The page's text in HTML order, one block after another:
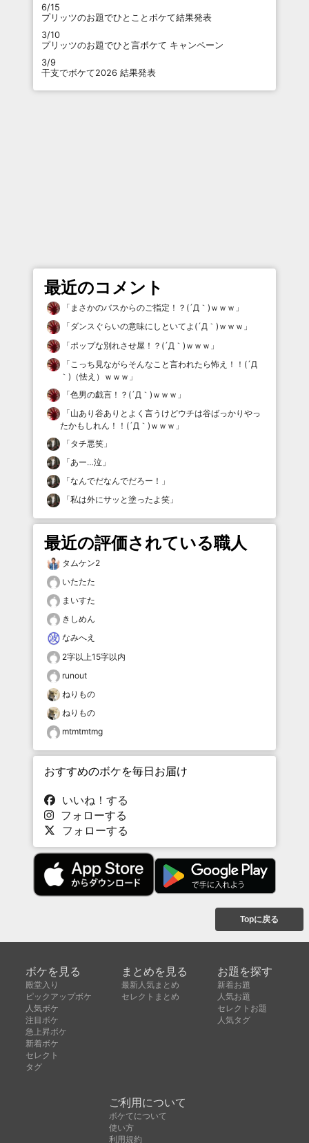
6/15
プリッツのお題でひとことボケて結果発表
3/10
プリッツのお題でひと言ボケて キャンペーン
3/9
干支でボケて2026 結果発表
最近のコメント
「 まさかのバスからのご指定！？(´Д｀)ｗｗｗ 」
「ダンスぐらいの意味にしといてよ(´Д｀)ｗｗｗ 」
「ポップな別れさせ屋！？(´Д｀)ｗｗｗ 」
「 こっち見ながらそんなこと言われたら怖え！！(´Д
｀)（怯え）ｗｗｗ 」
「色男の戯言！？(´Д｀)ｗｗｗ 」
「山あり谷ありとよく言うけどウチは谷ばっかりやっ
たかもしれん！！(´Д｀)ｗｗｗ 」
「タチ悪笑 」
「あー…泣 」
「なんでだなんでだろー！ 」
「私は外にサッと塗ったよ笑 」
最近の評価されている職人
タムケン2
いたたた
まいすた
きしめん
なみへえ
2字以上15字以内
runout
ねりもの
ねりもの
mtmtmtmg
おすすめのボケを毎日お届け
いいね！する
フォローする
フォローする
Topに戻る
ボケを見る
殿堂入り
ピックアップボケ
人気ボケ
注目ボケ
急上昇ボケ
新着ボケ
セレクト
タグ
まとめを見る
最新人気まとめ
セレクトまとめ
お題を探す
新着お題
人気お題
セレクトお題
人気タグ
ご利用について
ボケてについて
使い方
利用規約